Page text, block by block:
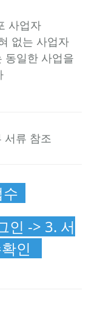
사업자
없는 사업자
동일한 사업을
서류 참조
인 -> 3. 서
인